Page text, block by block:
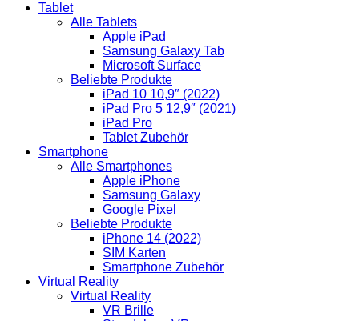
Tablet
Alle Tablets
Apple iPad
Samsung Galaxy Tab
Microsoft Surface
Beliebte Produkte
iPad 10 10,9″ (2022)
iPad Pro 5 12,9″ (2021)
iPad Pro
Tablet Zubehör
Smartphone
Alle Smartphones
Apple iPhone
Samsung Galaxy
Google Pixel
Beliebte Produkte
iPhone 14 (2022)
SIM Karten
Smartphone Zubehör
Virtual Reality
Virtual Reality
VR Brille